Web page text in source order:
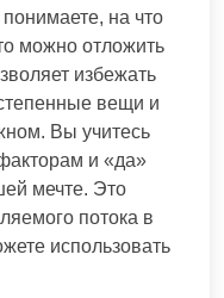
на что
можно отложить
избежать
вещи и
Вы учитесь
и «да»
мечте. Это
потока в
использовать